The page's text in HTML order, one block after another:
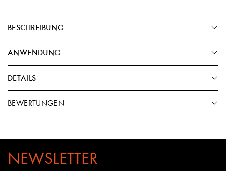
BESCHREIBUNG
ANWENDUNG
DETAILS
BEWERTUNGEN
NEWSLETTER